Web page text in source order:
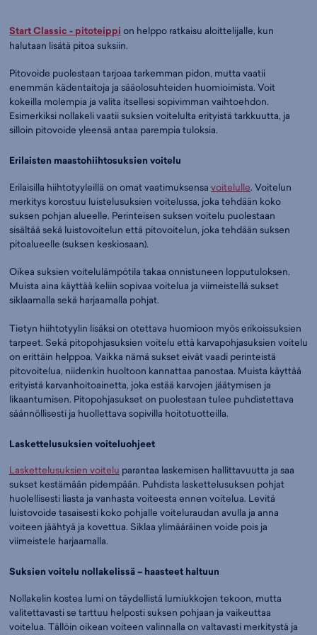
Start Classic - pitoteippi on helppo ratkaisu aloittelijalle, kun
halutaan lisätä pitoa suksiin.
Pitovoide puolestaan tarjoaa tarkemman pidon, mutta vaatii
enemmän kädentaitoja ja sääolosuhteiden huomioimista. Voit
kokeilla molempia ja valita itsellesi sopivimman vaihtoehdon.
Esimerkiksi nollakeli vaatii suksien voitelulta erityistä tarkkuutta, ja
silloin pitovoide yleensä antaa parempia tuloksia.
Erilaisten maastohiihtosuksien voitelu
Erilaisilla hiihtotyyleillä on omat vaatimuksensa voitelulle. Voitelun
merkitys korostuu luistelusuksien voitelussa, joka tehdään koko
suksen pohjan alueelle. Perinteisen suksen voitelu puolestaan
sisältää sekä luistovoitelun että pitovoitelun, joka tehdään suksen
pitoalueelle (suksen keskiosaan).
Oikea suksien voitelulämpötila takaa onnistuneen lopputuloksen.
Muista aina käyttää keliin sopivaa voitelua ja viimeistellä sukset
siklaamalla sekä harjaamalla pohjat.
Tietyn hiihtotyylin lisäksi on otettava huomioon myös erikoissuksien
tarpeet. Sekä pitopohjasuksien voitelu että karvapohjasuksien voitelu
on erittäin helppoa. Vaikka nämä sukset eivät vaadi perinteistä
pitovoitelua, niidenkin huoltoon kannattaa panostaa. Muista käyttää
erityistä karvanhoitoainetta, joka estää karvojen jäätymisen ja
likaantumisen. Pitopohjasukset on puolestaan tulee puhdistettava
säännöllisesti ja huollettava sopivilla hoitotuotteilla.
Laskettelusuksien voiteluohjeet
Laskettelusuksien voitelu parantaa laskemisen hallittavuutta ja saa
sukset kestämään pidempään. Puhdista laskettelusuksen pohjat
huolellisesti liasta ja vanhasta voiteesta ennen voitelua. Levitä
luistovoide tasaisesti koko pohjalle voiteluraudan avulla ja anna
voiteen jäähtyä ja kovettua. Siklaa ylimääräinen voide pois ja
viimeistele harjaamalla.
Suksien voitelu nollakelissä – haasteet haltuun
Nollakelin kostea lumi on täydellistä lumiukkojen tekoon, mutta
valitettavasti se tarttuu helposti suksen pohjaan ja vaikeuttaa
voitelua. Tällöin oikean voiteen valinnalla on valtavasti merkitystä ja